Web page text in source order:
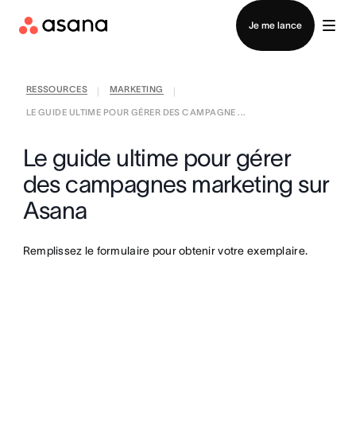
Je me lance
Contacter le service commercial
RESSOURCES MARKETING
LE GUIDE ULTIME POUR GÉRER DES CAMPAGNE ...
Le guide ultime pour gérer
des campagnes marketing sur
Asana
Remplissez le formulaire pour obtenir votre exemplaire.